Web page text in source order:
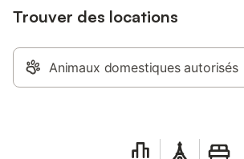
Trouver des locations
Animaux domestiques autorisés